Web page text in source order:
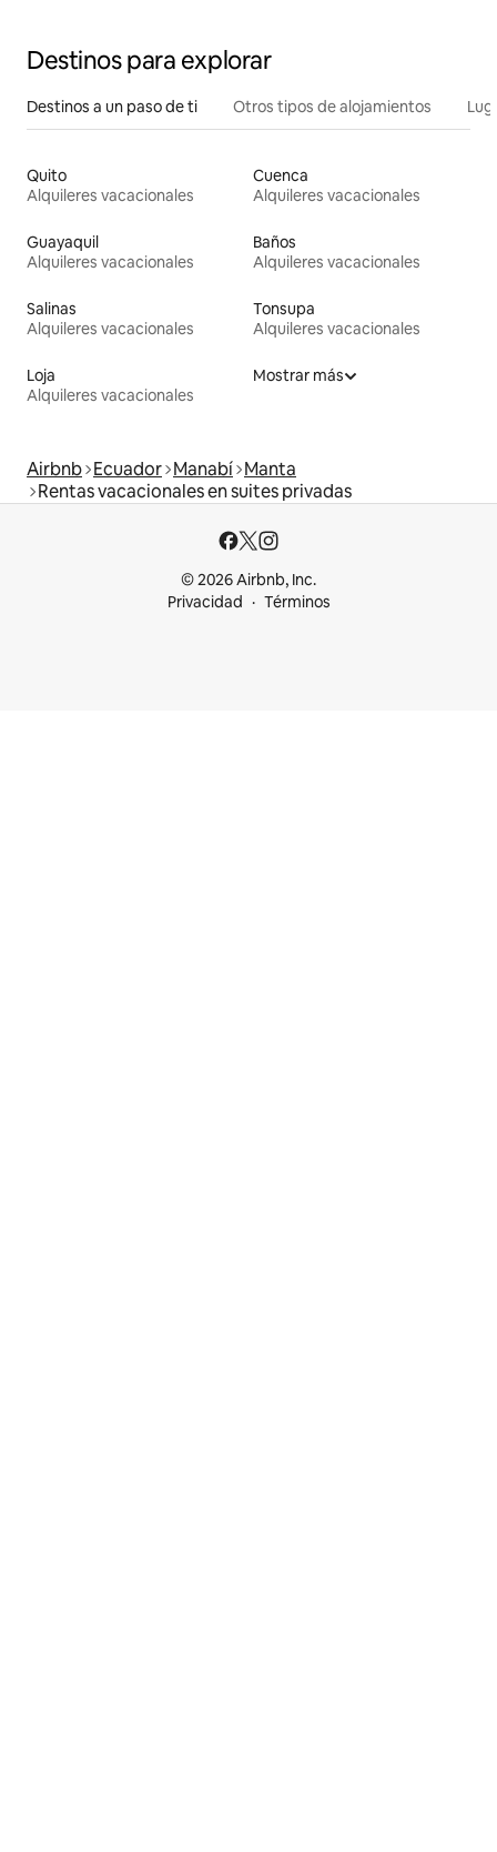
Destinos para explorar
Destinos a un paso de ti Otros tipos de alojamientos
Quito
Alquileres vacacionales
Cuenca
Alquileres vacacionales
Guayaquil
Alquileres vacacionales
Baños
Alquileres vacacionales
Salinas
Alquileres vacacionales
Tonsupa
Alquileres vacacionales
Loja
Alquileres vacacionales
Mostrar más
Airbnb Ecuador Manabí Manta
Rentas vacacionales en suites privadas
© 2026 Airbnb, Inc.
Privacidad
Términos